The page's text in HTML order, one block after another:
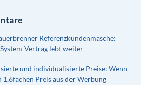
Referenzkundenmasche:
Vertrag lebt weiter
und individualisierte Preise: Wenn
1,6fachen Preis aus der Werbung